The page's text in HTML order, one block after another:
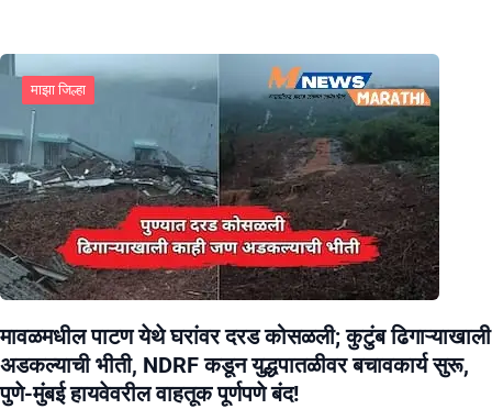
माझा जिल्हा
मावळमधील पाटण येथे घरांवर दरड कोसळली; कुटुंब ढिगाऱ्याखाली
अडकल्याची भीती, NDRF कडून युद्धपातळीवर बचावकार्य सुरू,
पुणे-मुंबई हायवेवरील वाहतूक पूर्णपणे बंद!